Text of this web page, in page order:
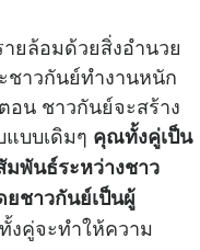
ยล้อมด้วยสิ่งอำนวย
ชาวกันย์ทำงานหนัก
อน ชาวกันย์จะสร้าง
บบเดิมๆ คุณทั้งคู่เป็น
มพันธ์ระหว่างชาว
ชาวกันย์เป็นผู้
งคู่จะทำให้ความ